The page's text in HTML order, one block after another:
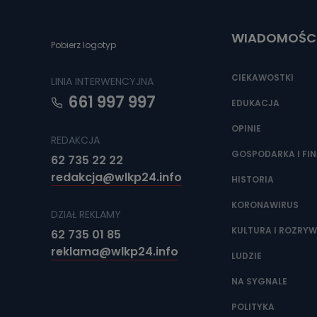
Jakie
Państwa (lub
źródeł
oraz partnerzy
Jak
Można to
Pobierz logotyp
LINIA INTERWENCYJNA
661 997 997
REDAKCJA
62 735 22 22
redakcja@wlkp24.info
DZIAŁ REKLAMY
62 735 01 85
reklama@wlkp24.info
CIEKAWOSTKI
EDUKACJA
OPINIE
GOSPODARKA I
HISTORIA
KORONAWIRUS
KULTURA I
LUDZIE
NA SYGNALE
POLITYKA